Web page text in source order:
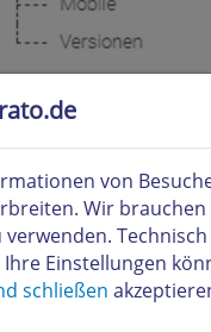
von
Wir
Ihre Einstellungen
schließen